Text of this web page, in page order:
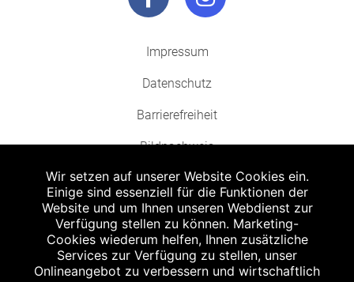
Impressum
Datenschutz
Barrierefreiheit
Bildnachweis
Abgabe in haushaltsüblichen Mengen, solange der Vorrat reicht. Für Druck-
und Satzfehler keine Haftung.
Zu Risiken und Nebenwirkungen lesen Sie die Packungsbeilage und fragen
Wir setzen auf unserer Website Cookies ein.
Einige sind essenziell für die Funktionen der
Website und um Ihnen unseren Webdienst zur
Verfügung stellen zu können. Marketing-
Cookies wiederum helfen, Ihnen zusätzliche
Services zur Verfügung zu stellen, unser
Onlineangebot zu verbessern und wirtschaftlich